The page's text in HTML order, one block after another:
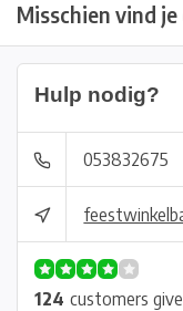
Misschien vind
Hulp nodig?
053832675
124 customers